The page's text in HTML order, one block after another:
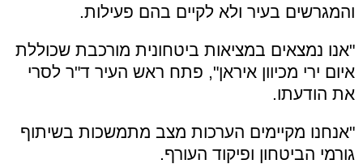
והמגרשים בעיר ולא לקיים בהם פעילות.
"אנו נמצאים במציאות ביטחונית מורכבת שכוללת
איום ירי מכיוון איראן", פתח ראש העיר ד"ר לסרי
את הודעתו.
"אנחנו מקיימים הערכות מצב מתמשכות בשיתוף
גורמי הביטחון ופיקוד העורף.